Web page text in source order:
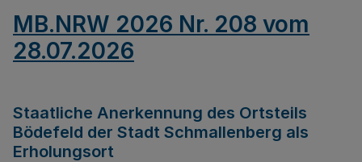
MB.NRW 2026 Nr. 208 vom
28.07.2026
Staatliche Anerkennung des Ortsteils
Bödefeld der Stadt Schmallenberg als
Erholungsort